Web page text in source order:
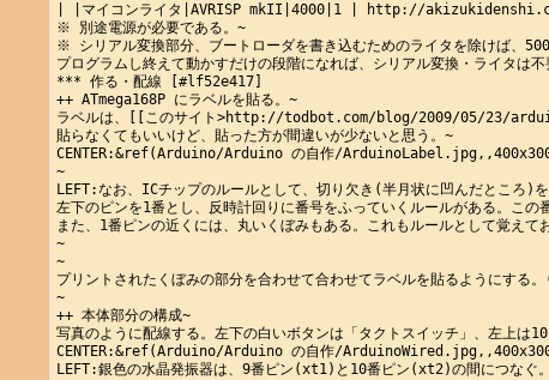
| |マイコンライタ|AVRISP mkII|4000|1 | http://
※ 別途電源が必要である。~
※ シリアル変換部分、ブートローダを書き込むためのライタを除けば、
プログラムし終えて動かすだけの段階になれば、シリアル変換・ライタは
*** 作る・配線 [#lf52e417]
++ ATmega168P にラベルを貼る。~
ラベルは、[[このサイト>http://todbot.com/blog/2009/05/23/
貼らなくてもいいけど、貼った方が間違いが少ないと思う。~
CENTER:&ref(Arduino/Arduino の自作/
~
LEFT:なお、ICチップのルールとして、切り欠き(半月状に凹んだところ)
左下のピンを1番とし、反時計回りに番号をふっていくルールがある。この
また、1番ピンの近くには、丸いくぼみもある。これもルールとして覚えて
~
~
プリントされたくぼみの部分を合わせて合わせてラベルを貼るように
~
++ 本体部分の構成~
写真のように配線する。左下の白いボタンは「タクトスイッチ」、左上
CENTER:&ref(Arduino/Arduino の自作/
LEFT:銀色の水晶発振器は、9番ピン(xt1)と10番ピン(xt2)の間につなぐ。